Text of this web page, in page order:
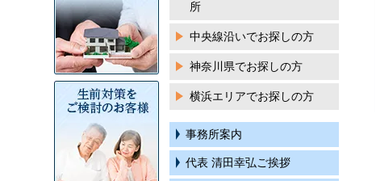
所
中央線沿いでお探しの方
神奈川県でお探しの方
横浜エリアでお探しの方
事務所案内
代表 清田幸弘ご挨拶